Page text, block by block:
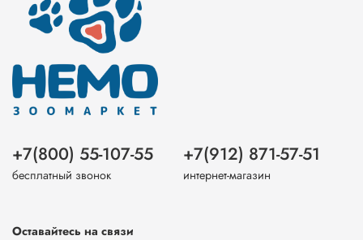
+7(800) 55-107-55
бесплатный звонок
+7(912) 871-57-51
интернет-магазин
Оставайтесь на связи